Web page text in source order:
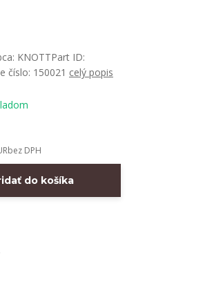
KNOTTPart ID:
číslo: 150021 celý popis
bez DPH
do košíka